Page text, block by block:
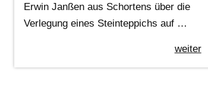
Erwin Janßen aus Schortens über die
Verlegung eines Steinteppichs auf …
weiter